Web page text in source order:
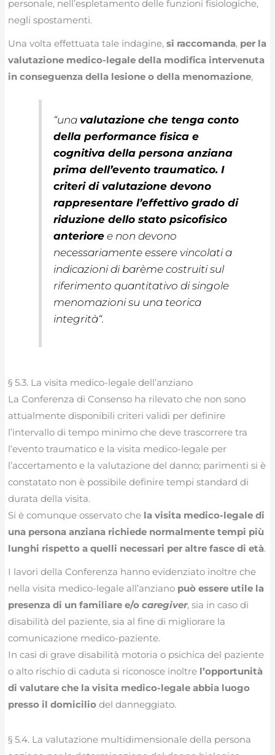
personale, nell’espletamento delle funzioni fisiologiche,
negli spostamenti.
Una volta effettuata tale indagine, si raccomanda, per la
valutazione medico-legale della modifica intervenuta
in conseguenza della lesione o della menomazione,
“una valutazione che tenga conto
dellaperformancefisica e
cognitiva della persona anziana
prima dell’evento traumatico. I
criteri di valutazione devono
rappresentare l’effettivo grado di
riduzione dello stato psicofisico
anteriore e non devono
necessariamente essere vincolati a
indicazioni di barème costruiti sul
riferimento quantitativo di singole
menomazioni su una teorica
integrità“.
§ 5.3. La visita medico-legale dell’anziano
La Conferenza di Consenso ha rilevato che non sono
attualmente disponibili criteri validi per definire
l’intervallo di tempo minimo che deve trascorrere tra
l’evento traumatico e la visita medico-legale per
l’accertamento e la valutazione del danno; parimenti si è
constatato non è possibile definire tempi standard di
durata della visita.
Si è comunque osservato che la visita medico-legale di
una persona anziana richiede normalmente tempi più
lunghi rispetto a quelli necessari per altre fasce di età.
I lavori della Conferenza hanno evidenziato inoltre che
nella visita medico-legale all’anziano può essere utile la
presenza di un familiare e/ocaregiver, sia in caso di
disabilità del paziente, sia al fine di migliorare la
comunicazione medico-paziente.
In casi di grave disabilità motoria o psichica del paziente
o alto rischio di caduta si riconosce inoltre l’opportunità
di valutare che la visita medico-legale abbia luogo
presso il domicilio del danneggiato.
§ 5.4. La valutazione multidimensionale della persona